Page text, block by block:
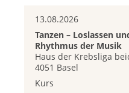
13.08.2026
Tanzen – Loslassen
Rhythmus der Musik
Haus der Krebsliga
4051 Basel
Kurs